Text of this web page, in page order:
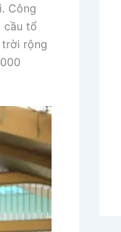
Công
cầu tổ
rộng